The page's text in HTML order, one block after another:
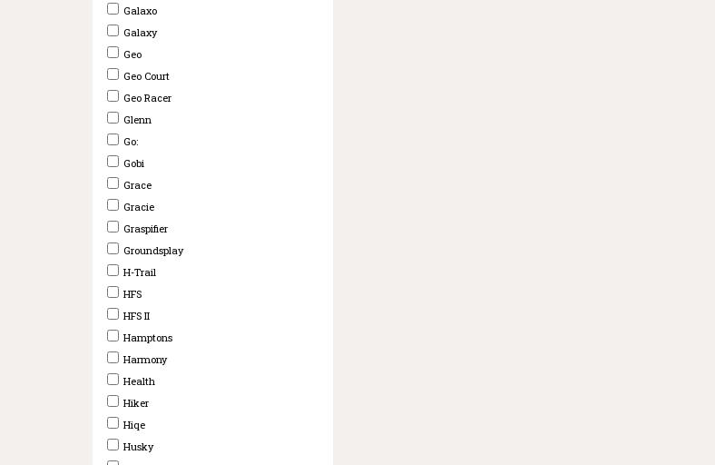
Galaxo
Galaxy
Geo
Geo Court
Geo Racer
Glenn
Go:
Gobi
Grace
Gracie
Graspifier
Groundsplay
H-Trail
HFS
HFS II
Hamptons
Harmony
Health
Hiker
Hiqe
Husky